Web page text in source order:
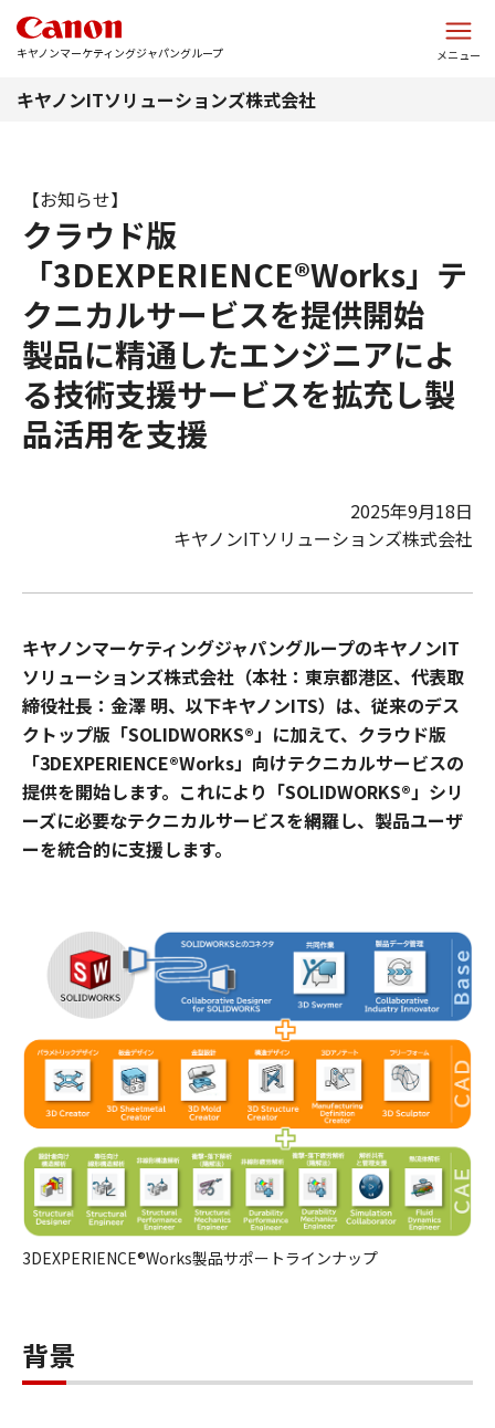
キヤノンマーケティングジャパングループ メニュー
キヤノンITソリューションズ株式会社
クラウド版
「3DEXPERIENCE®Works」テ
クニカルサービスを提供開始
製品に精通したエンジニアによ
る技術支援サービスを拡充し製
品活用を支援
【お知らせ】
2025年9月18日
キヤノンITソリューションズ株式会社
キヤノンマーケティングジャパングループのキヤノンIT
ソリューションズ株式会社（本社：東京都港区、代表取
締役社長：金澤 明、以下キヤノンITS）は、従来のデス
クトップ版「SOLIDWORKS®」に加えて、クラウド版
「3DEXPERIENCE®Works」向けテクニカルサービスの
提供を開始します。これにより「SOLIDWORKS®」シリ
ーズに必要なテクニカルサービスを網羅し、製品ユーザ
ーを統合的に支援します。
3DEXPERIENCE®Works製品サポートラインナップ
背景